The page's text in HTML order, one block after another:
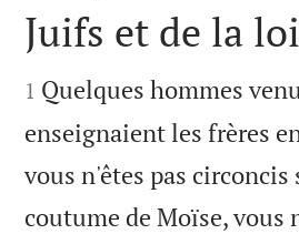

Juifs et de la loi

1 Quelques hommes
enseignaient les frères
vous n'êtes pas circoncis
coutume de Moïse, vous